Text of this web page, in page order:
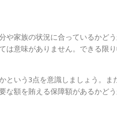
や家族の状況に合っているかど
は意味がありません。できる限
いう3点を意識しましょう。ま
額を賄える保障額があるかど